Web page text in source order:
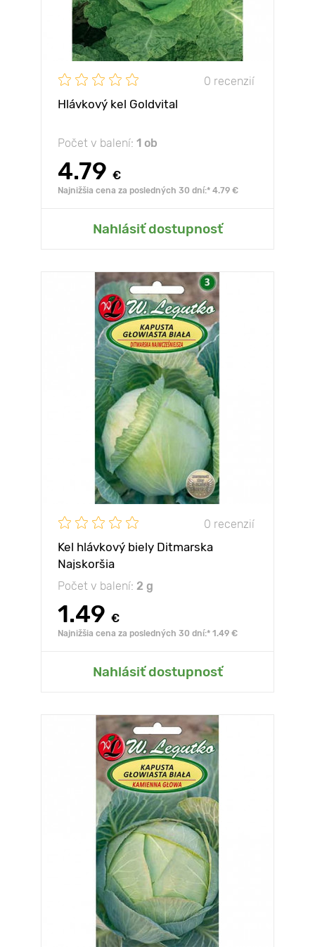
0 recenzií
Hlávkový kel Goldvital
Počet v balení: 1 ob
4.79 €
Najnižšia cena za posledných 30 dní:* 4.79 €
Nahlásiť dostupnosť
0 recenzií
Kel hlávkový biely Ditmarska
Najskoršia
Počet v balení: 2 g
1.49 €
Najnižšia cena za posledných 30 dní:* 1.49 €
Nahlásiť dostupnosť